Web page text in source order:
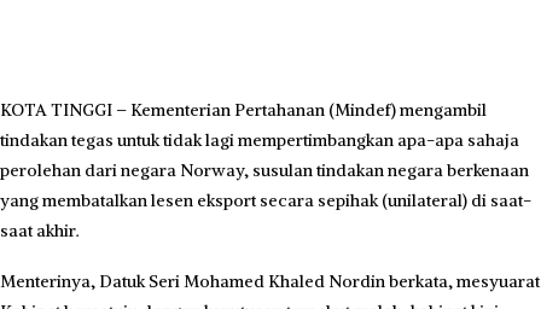
KOTA TINGGI – Kementerian Pertahanan (Mindef) mengambil
tindakan tegas untuk tidak lagi mempertimbangkan apa-apa sahaja
perolehan dari negara Norway, susulan tindakan negara berkenaan
yang membatalkan lesen eksport secara sepihak (unilateral) di saat-
saat akhir.
​Menterinya, Datuk Seri Mohamed Khaled Nordin berkata, mesyuarat